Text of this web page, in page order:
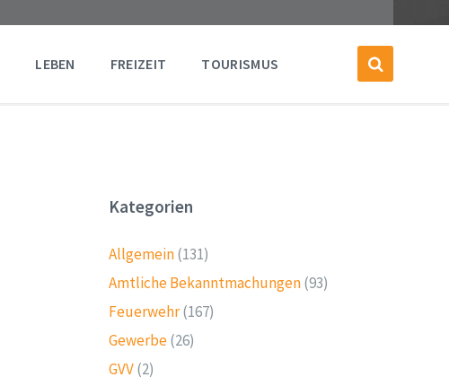
LEBEN FREIZEIT TOURISMUS
Kategorien
Allgemein(131)
Amtliche Bekanntmachungen(93)
Feuerwehr(167)
Gewerbe(26)
GVV(2)